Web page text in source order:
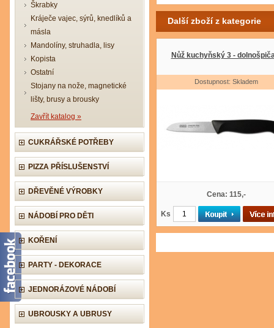
Škrabky
Kráječe vajec, sýrů, knedlíků a
másla
Mandolíny, struhadla, lisy
Kopista
Ostatní
Stojany na nože, magnetické
lišty, brusy a brousky
Zavřít katalog »
CUKRÁŘSKÉ POTŘEBY
PIZZA PŘÍSLUŠENSTVÍ
DŘEVĚNÉ VÝROBKY
NÁDOBÍ PRO DĚTI
KOŘENÍ
PARTY - DEKORACE
JEDNORÁZOVÉ NÁDOBÍ
UBROUSKY A UBRUSY
Další zboží z kategorie
Nůž kuchyňský 3 -
Dostupnost: Skladem
Cena: 115,-
Ks